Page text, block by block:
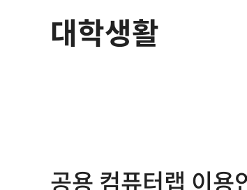
대학생활
공용 컴퓨터랩 이용